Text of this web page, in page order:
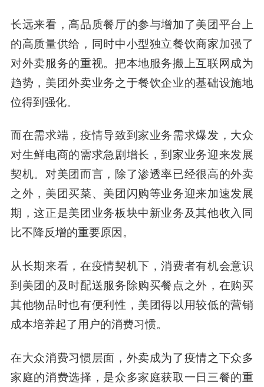
长远来看，高品质餐厅的参与增加了美团平台上
的高质量供给，同时中小型独立餐饮商家加强了
对外卖服务的重视。 把本地服务搬上互联网成为
趋势，美团外卖业务之于餐饮企业的基础设施地
位得到强化。
而在需求端，疫情导致到家业务需求爆发，大众
对生鲜电商的需求急剧增长，到家业务迎来发展
契机。 对美团而言，除了渗透率已经很高的外卖
之外，美团买菜、美团闪购等业务迎来加速发展
期，这正是美团业务板块中新业务及其他收入同
比不降反增的重要原因。
从长期来看，在疫情契机下，消费者有机会意识
到美团的及时配送服务除购买餐点之外，在购买
其他物品时也有便利性，美团得以用较低的营销
成本培养起了用户的消费习惯。
在大众消费习惯层面，外卖成为了疫情之下众多
家庭的消费选择，是众多家庭获取一日三餐的重